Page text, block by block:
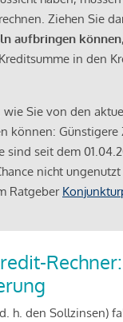
Ziehen Sie
aufbringen können
in den
wie Sie von den
können: Günstigere
sind seit dem
nicht
Ratgeber
h. den Sollzinsen)